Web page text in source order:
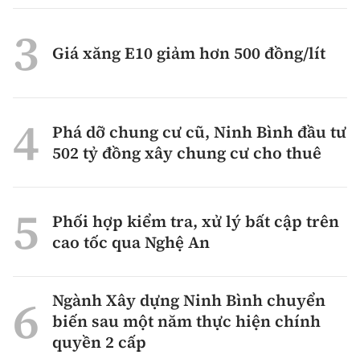
Giá xăng E10 giảm hơn 500 đồng/lít
Phá dỡ chung cư cũ, Ninh Bình đầu tư
502 tỷ đồng xây chung cư cho thuê
Phối hợp kiểm tra, xử lý bất cập trên
cao tốc qua Nghệ An
Ngành Xây dựng Ninh Bình chuyển
biến sau một năm thực hiện chính
quyền 2 cấp